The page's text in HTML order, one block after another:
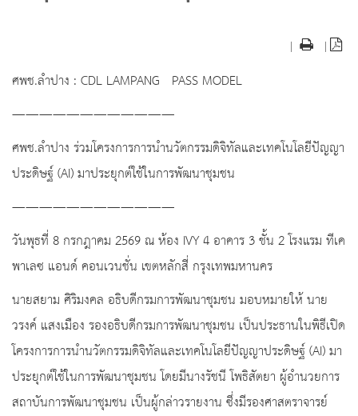
| |
ศพช.ลำปาง : CDL LAMPANG PASS MODEL
————————————
ศพช.ลำปาง ร่วมโครงการการนำนวัตกรรมดิจิทัลและเทคโนโลยีปัญญา
ประดิษฐ์ (AI) มาประยุกต์ใช้ในการพัฒนาชุมชน
————————————
วันพุธที่ 8 กรกฎาคม 2569 ณ ห้อง IVY 4 อาคาร 3 ชั้น 2 โรงแรม ทีเค
พาเลซ แอนด์ คอนเวนชั่น เขตหลักสี่ กรุงเทพมหานคร
นายสยาม ศิริมงคล อธิบดีกรมการพัฒนาชุมชน มอบหมายให้ นาย
วรงค์ แสงเมือง รองอธิบดีกรมการพัฒนาชุมชน เป็นประธานในพิธีเปิด
โครงการการนำนวัตกรรมดิจิทัลและเทคโนโลยีปัญญาประดิษฐ์ (AI) มา
ประยุกต์ใช้ในการพัฒนาชุมชน โดยมีนางรัชนี โพธิสัตยา ผู้อำนวยการ
สถาบันการพัฒนาชุมชน เป็นผู้กล่าวรายงาน ซึ่งมีรองศาสตราจารย์